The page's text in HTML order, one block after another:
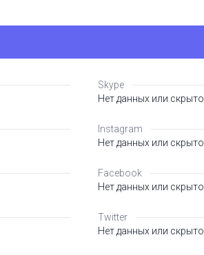
Skype
Нет данных или скрыто
Instagram
Нет данных или скрыто
Facebook
Нет данных или скрыто
Twitter
Нет данных или скрыто